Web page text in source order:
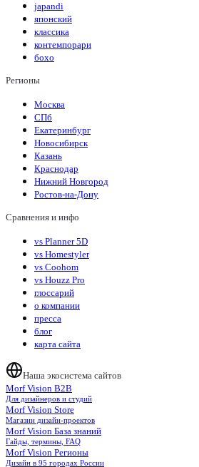
japandi
японский
классика
контемпорари
бохо
Регионы
Москва
СПб
Екатеринбург
Новосибирск
Казань
Краснодар
Нижний Новгород
Ростов-на-Дону
Сравнения и инфо
vs Planner 5D
vs Homestyler
vs Coohom
vs Houzz Pro
глоссарий
о компании
пресса
блог
карта сайта
Наша экосистема сайтов
Morf Vision B2B
Для дизайнеров и студий
Morf Vision Store
Магазин дизайн-проектов
Morf Vision База знаний
Гайды, термины, FAQ
Morf Vision Регионы
Дизайн в 95 городах России